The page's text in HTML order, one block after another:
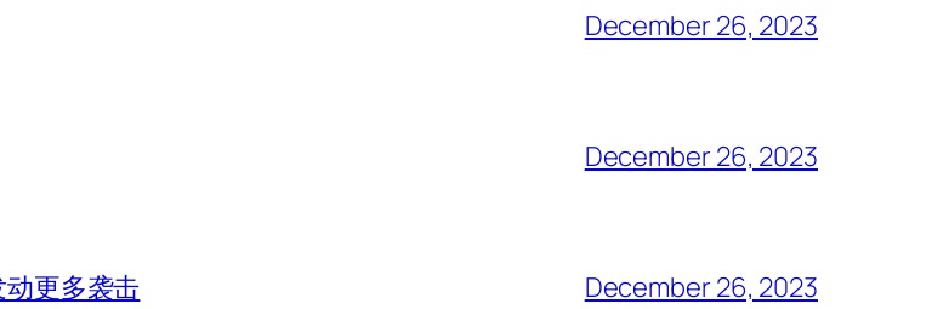
December 26, 2023
December 26, 2023
更多袭击 December 26, 2023